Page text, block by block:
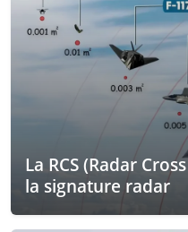
La RCS (Radar
la signature radar